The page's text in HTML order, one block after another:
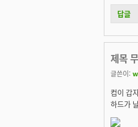
답글
제목 무
글쓴이:
컴이 갑
하드가